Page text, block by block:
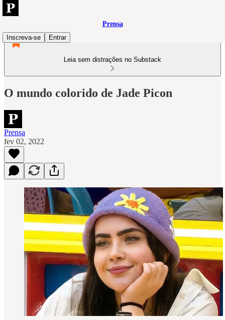
Prensa
Inscreva-se
Entrar
Leia sem distrações no Substack
O mundo colorido de Jade Picon
Prensa
fev 02, 2022